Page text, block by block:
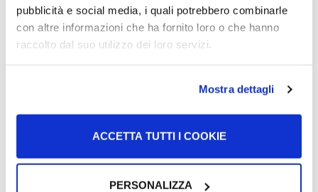
pubblicità e social media, i quali potrebbero combinarle
con altre informazioni che ha fornito loro o che hanno
raccolto dal suo utilizzo dei loro servizi.
Mostra dettagli
ACCETTA TUTTI I COOKIE
PERSONALIZZA
Resta in contatto anche con gli
altri genitori!
Potrebbe interessarti